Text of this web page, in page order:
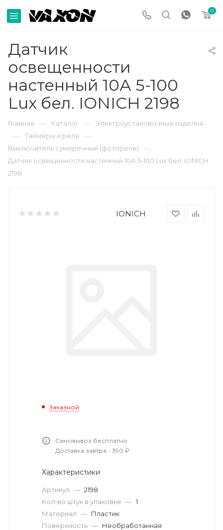
0
Датчик
освещенности
настенный 10А 5-100
Lux бел. IONICH 2198
Главная — Каталог — Электроустановочные изделия
— Таймеры и реле —
Выключатель сумеречный (фотореле) —
Датчик освещенности настенный 10А 5-100 Lux бел. IONICH
2198
IONICH
Заказной
Самовывоз бесплатно
Доставка завтра - 390 ₽
Характеристики
Артикул — 2198
Кол-во штук в упаковке — 1
Материал — Пластик
Поверхность — Необработанная